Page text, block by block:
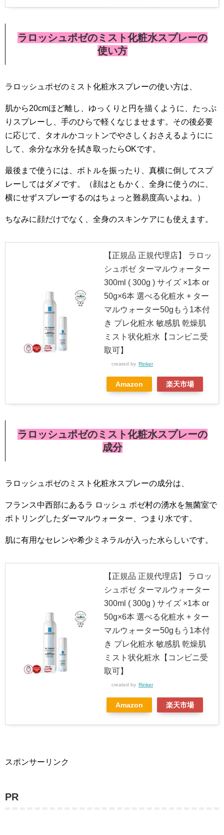
ラロッシュポゼのミスト化粧水スプレーの
使い方
ラロッシュポゼのミスト化粧水スプレーの使い方は、
肌から20cmほど離し、ゆっくりと円を描くように、たっぷ
りスプレーし、手のひらで軽くなじませます。その後必要
に応じて、タオルかコットンでやさしくおさえるようにに
して、余分な水分を拭き取ったらOKです。
最後まで使うには、ボトルを振ったり、真横に倒してスプ
レーしてはダメです。（顔はともかく、全身に使うのに、
横にせずスプレーするのはちょっと難易度高いよね。）
ちなみに顔だけでなく、全身のスキンケアにも使えます。
【正規品 正規代理店】 ラロッ
シュポゼ ターマルウォーター
300ml ( 300g ) サイズ ×1本 or
50g×6本 選べる化粧水 + ター
マルウォーター50gもう1本付
き プレ化粧水 敏感肌 乾燥肌
ミスト状化粧水【コンビニ受
取可】
created by Rinker
Amazon 楽天市場
ラロッシュポゼのミスト化粧水スプレーの
成分
ラロッシュポゼのミスト化粧水スプレーの成分は、
フランス中西部にあるラ ロッシュ ポゼ村の湧水を無菌室で
ボトリングしたダーマルウォーター、つまり水です。
肌に有用なセレンや希少ミネラルが入った水らしいです。
【正規品 正規代理店】 ラロッ
シュポゼ ターマルウォーター
300ml ( 300g ) サイズ ×1本 or
50g×6本 選べる化粧水 + ター
マルウォーター50gもう1本付
き プレ化粧水 敏感肌 乾燥肌
ミスト状化粧水【コンビニ受
取可】
created by Rinker
Amazon 楽天市場
スポンサーリンク
PR